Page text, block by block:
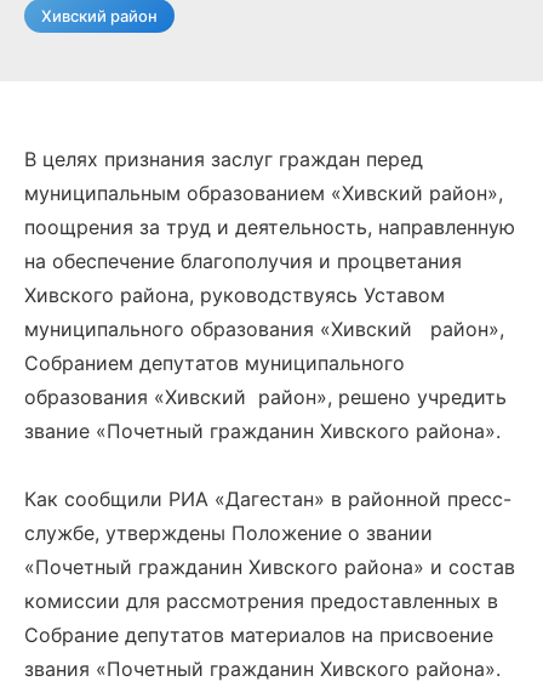
Хивский район
В целях признания заслуг граждан перед
муниципальным образованием «Хивский район»,
поощрения за труд и деятельность, направленную
на обеспечение благополучия и процветания
Хивского района, руководствуясь Уставом
муниципального образования «Хивский район»,
Собранием депутатов муниципального
образования «Хивский район», решено учредить
звание «Почетный гражданин Хивского района».
Как сообщили РИА «Дагестан» в районной пресс-
службе, утверждены Положение о звании
«Почетный гражданин Хивского района» и состав
комиссии для рассмотрения предоставленных в
Собрание депутатов материалов на присвоение
звания «Почетный гражданин Хивского района».